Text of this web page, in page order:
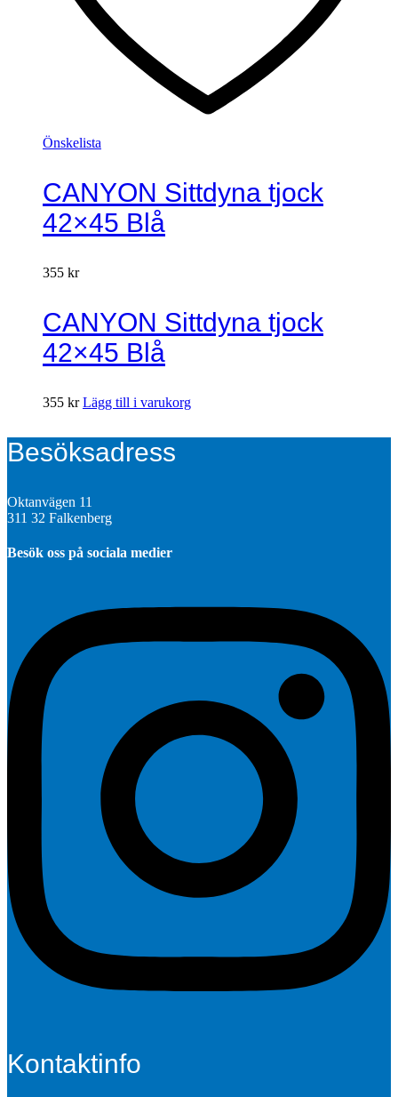
Önskelista
CANYON Sittdyna tjock
42×45 Blå
355 kr
CANYON Sittdyna tjock
42×45 Blå
355 kr Lägg till i varukorg
Besöksadress
Oktanvägen 11
311 32 Falkenberg
Besök oss på sociala medier
Kontaktinfo